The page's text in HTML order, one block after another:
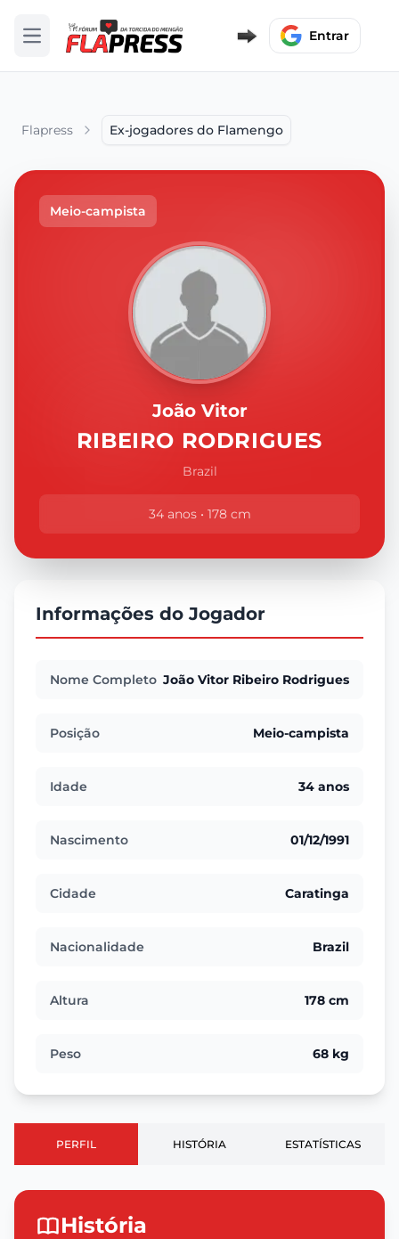
Abrir menu Entrar
Flapress Ex-jogadores do Flamengo
Meio-campista
João Vitor
RIBEIRO RODRIGUES
Brazil
34 anos • 178 cm
Informações do Jogador
Nome Completo João Vitor Ribeiro Rodrigues
Posição Meio-campista
Idade 34 anos
Nascimento 01/12/1991
Cidade Caratinga
Nacionalidade Brazil
Altura 178 cm
Peso 68 kg
PERFIL HISTÓRIA ESTATÍSTICAS
História